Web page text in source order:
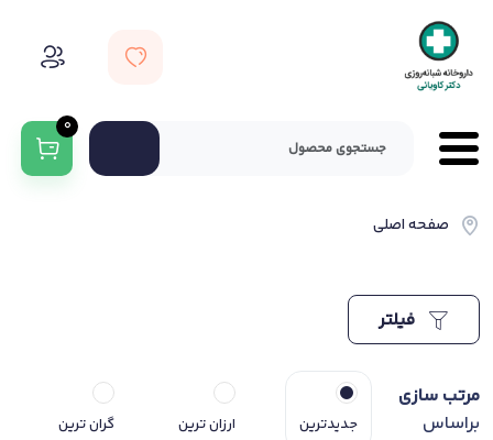
0
صفحه اصلی
مرتب سازی
براساس
جدیدترین ارزان ترین گران ترین